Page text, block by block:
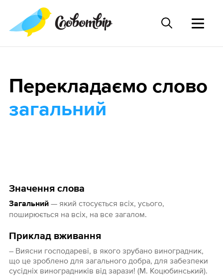
Значення слова
Загальний— який стосується всіх, усього,
поширюється на всіх, на все загалом.
Приклад вживання
– Виясни господареві, в якого зрубано виноградник,
що це зроблено для загального добра, для забезпеки
сусідніх виноградників від зарази! (М. Коцюбинський).
Перекладаємо слово
загальний